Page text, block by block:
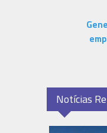
Notícias